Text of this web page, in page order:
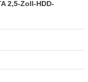
2,5-Zoll-HDD-